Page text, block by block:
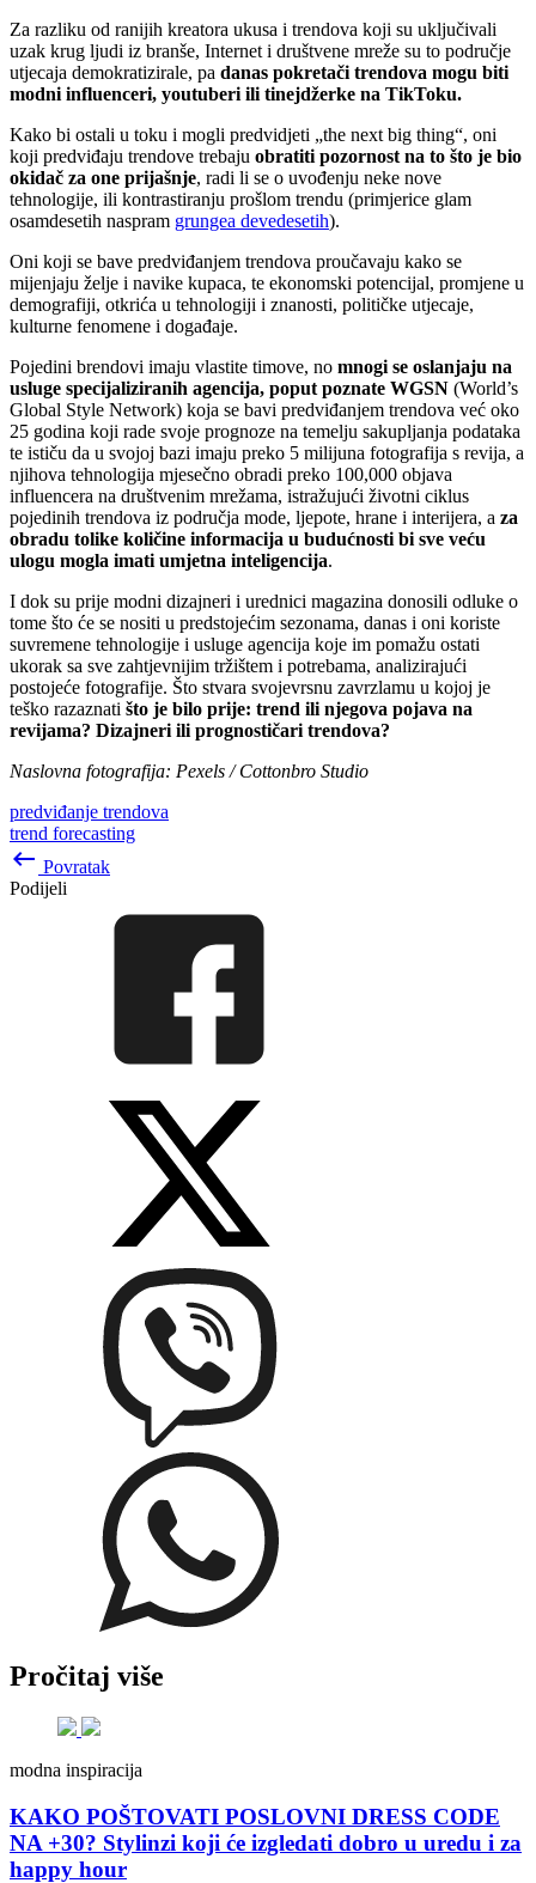
Za razliku od ranijih kreatora ukusa i trendova koji su uključivali
uzak krug ljudi iz branše, Internet i društvene mreže su to područje
utjecaja demokratizirale, pa danas pokretači trendova mogu biti
modni influenceri, youtuberi ili tinejdžerke na TikToku.
Kako bi ostali u toku i mogli predvidjeti „the next big thing“, oni
koji predviđaju trendove trebaju obratiti pozornost na to što je bio
okidač za one prijašnje, radi li se o uvođenju neke nove
tehnologije, ili kontrastiranju prošlom trendu (primjerice glam
osamdesetih naspram grungea devedesetih).
Oni koji se bave predviđanjem trendova proučavaju kako se
mijenjaju želje i navike kupaca, te ekonomski potencijal, promjene u
demografiji, otkrića u tehnologiji i znanosti, političke utjecaje,
kulturne fenomene i događaje.
Pojedini brendovi imaju vlastite timove, no mnogi se oslanjaju na
usluge specijaliziranih agencija, poput poznate WGSN (World’s
Global Style Network) koja se bavi predviđanjem trendova već oko
25 godina koji rade svoje prognoze na temelju sakupljanja podataka
te ističu da u svojoj bazi imaju preko 5 milijuna fotografija s revija, a
njihova tehnologija mjesečno obradi preko 100,000 objava
influencera na društvenim mrežama, istražujući životni ciklus
pojedinih trendova iz područja mode, ljepote, hrane i interijera, a za
obradu tolike količine informacija u budućnosti bi sve veću
ulogu mogla imati umjetna inteligencija.
I dok su prije modni dizajneri i urednici magazina donosili odluke o
tome što će se nositi u predstojećim sezonama, danas i oni koriste
suvremene tehnologije i usluge agencija koje im pomažu ostati
ukorak sa sve zahtjevnijim tržištem i potrebama, analizirajući
postojeće fotografije. Što stvara svojevrsnu zavrzlamu u kojoj je
teško razaznati što je bilo prije: trend ili njegova pojava na
revijama? Dizajneri ili prognostičari trendova?
Naslovna fotografija: Pexels / Cottonbro Studio
predviđanje trendova
trend forecasting
keyboard_backspace Povratak
Podijeli
Pročitaj više
modna inspiracija
KAKO POŠTOVATI POSLOVNI DRESS CODE
NA +30? Stylinzi koji će izgledati dobro u uredu i za
happy hour